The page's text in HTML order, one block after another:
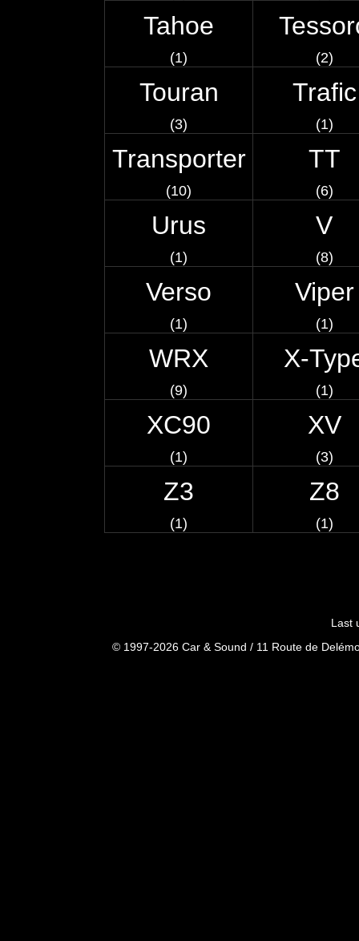
Tahoe
(1) (2)
Touran
(3)
Trafic
(1)
Transporter
(10)
TT
(6)
Urus
(1)
V
(8)
Verso
(1)
Viper
(1)
WRX
(9)
X-
(1)
XC90
(1)
XV
(3)
Z3
(1)
Z8
(1)
Last
© 1997-2026 Car & Sound / 11 Route de